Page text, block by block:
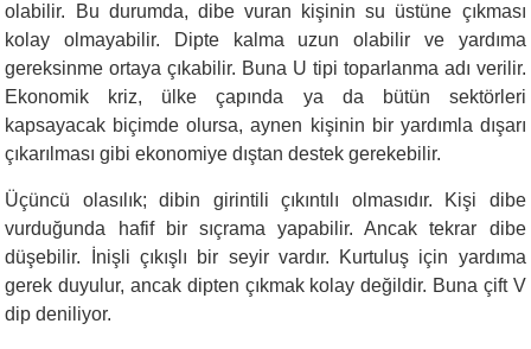
olabilir. Bu durumda, dibe vuran kişinin su üstüne çıkması
kolay olmayabilir. Dipte kalma uzun olabilir ve yardıma
gereksinme ortaya çıkabilir. Buna U tipi toparlanma adı verilir.
Ekonomik kriz, ülke çapında ya da bütün sektörleri
kapsayacak biçimde olursa, aynen kişinin bir yardımla dışarı
çıkarılması gibi ekonomiye dıştan destek gerekebilir.
Üçüncü olasılık; dibin girintili çıkıntılı olmasıdır. Kişi dibe
vurduğunda hafif bir sıçrama yapabilir. Ancak tekrar dibe
düşebilir. İnişli çıkışlı bir seyir vardır. Kurtuluş için yardıma
gerek duyulur, ancak dipten çıkmak kolay değildir. Buna çift V
dip deniliyor.